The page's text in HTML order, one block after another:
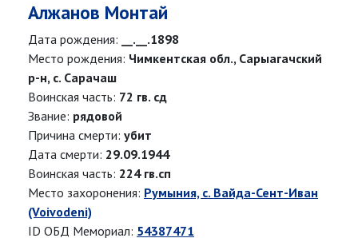
Алжанов Монтай
Дата рождения:
__.__.1898
Место рождения: Чимкентская обл., Сарыагачский
р-н, с. Сарачаш
Воинская часть: 72 гв. сд
Звание: рядовой
Причина смерти: убит
Дата смерти: 29.09.1944
Воинская часть: 224 гв.сп
Место захоронения: Румыния, с. Вайда-Сент-Иван
(Voivodeni)
ID ОБД Мемориал: 54387471